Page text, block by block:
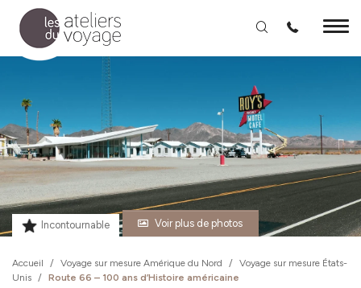
Aller au contenu principal
Incontournable Voir plus de photos
Accueil / Voyage sur mesure Amérique du Nord / Voyage sur mesure États-
Unis / Route 66 – 100 ans d’Histoire américaine